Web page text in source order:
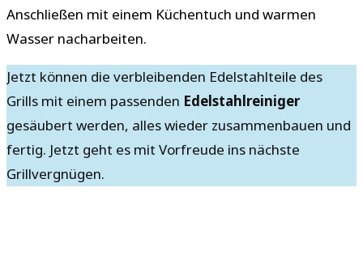
Anschließen mit einem Küchentuch und warmen
Wasser nacharbeiten.
Jetzt können die verbleibenden Edelstahlteile des
Grills mit einem passenden Edelstahlreiniger
gesäubert werden, alles wieder zusammenbauen und
fertig. Jetzt geht es mit Vorfreude ins nächste
Grillvergnügen.